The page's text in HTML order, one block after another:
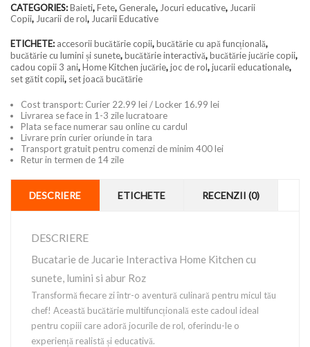
CATEGORIES:Baieti,Fete, Generale, Jocuri educative, Jucarii
Copii, Jucarii de rol, Jucarii Educative
ETICHETE: accesorii bucătărie copii,bucătărie cu apă funcțională,
bucătărie cu lumini și sunete,bucătărie interactivă,bucătărie jucărie copii,
cadou copii 3 ani,Home Kitchen jucărie,joc de rol,jucarii educationale,
set gătit copii, set joacă bucătărie
Cost transport: Curier 22.99 lei / Locker 16.99 lei
Livrarea se face in 1-3 zile lucratoare
Plata se face numerar sau online cu cardul
Livrare prin curier oriunde in tara
Transport gratuit pentru comenzi de minim 400 lei
Retur in termen de 14 zile
DESCRIERE ETICHETE RECENZII (0)
DESCRIERE
Bucatarie de Jucarie Interactiva Home Kitchen cu
sunete, lumini si abur Roz
Transformă fiecare zi într-o aventură culinară pentru micul tău
chef! Această bucătărie multifuncțională este cadoul ideal
pentru copiii care adoră jocurile de rol, oferindu-le o
experiență realistă și educativă.